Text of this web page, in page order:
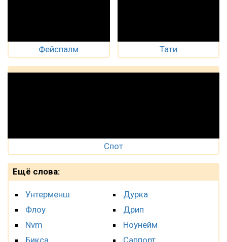
Фейспалм Тати
Спот
Ещё слова:
Унтерменш
Флоу
Nvm
Бикса
Дурка
Дрип
Ноунейм
Саппорт